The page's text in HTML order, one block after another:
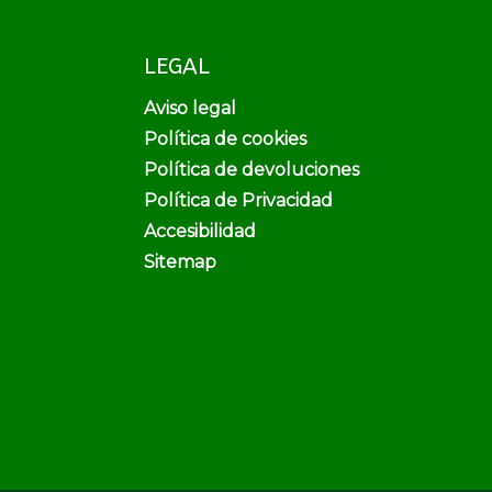
LEGAL
Aviso legal
Política de cookies
Política de devoluciones
Política de Privacidad
Accesibilidad
Sitemap